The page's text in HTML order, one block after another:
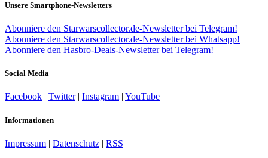
Unsere Smartphone-Newsletters
Abonniere den Starwarscollector.de-Newsletter bei Telegram!
Abonniere den Starwarscollector.de-Newsletter bei Whatsapp!
Abonniere den Hasbro-Deals-Newsletter bei Telegram!
Social Media
Facebook Twitter| Instagram YouTube
Informationen
Impressum | Datenschutz | RSS